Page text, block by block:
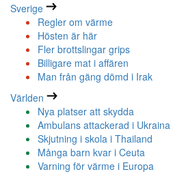
Sverige
Regler om värme
Hösten är här
Fler brottslingar grips
Billigare mat i affären
Man från gäng dömd i Irak
Världen
Nya platser att skydda
Ambulans attackerad i Ukraina
Skjutning i skola i Thailand
Många barn kvar i Ceuta
Varning för värme i Europa